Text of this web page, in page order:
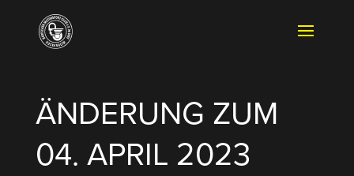
ÄNDERUNG ZUM
04. APRIL 2023